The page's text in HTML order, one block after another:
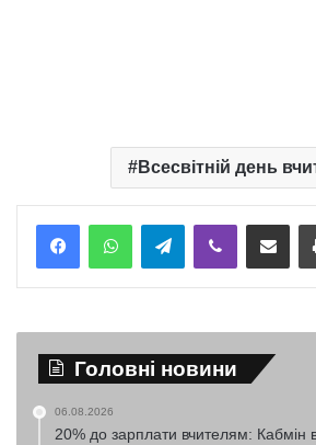
Всесвітній день
TelegramViber Надіслати
Головні новини
06.08.2026
20% до зарплати вчителям: Кабмін